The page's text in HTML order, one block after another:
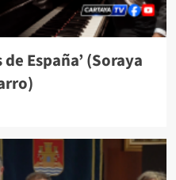
España’ (Soraya